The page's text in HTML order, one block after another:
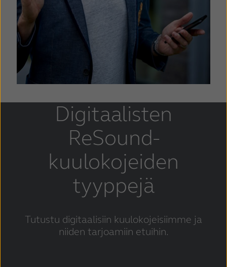
Digitaalisten
ReSound-
kuulokojeiden
tyyppejä
Tutustu digitaalisiin kuulokojeisiimme ja
niiden tarjoamiin etuihin.